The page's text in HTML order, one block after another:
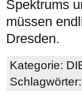
Spektrums
müssen
Dresden.
Kategorie:
Schlagwörter: